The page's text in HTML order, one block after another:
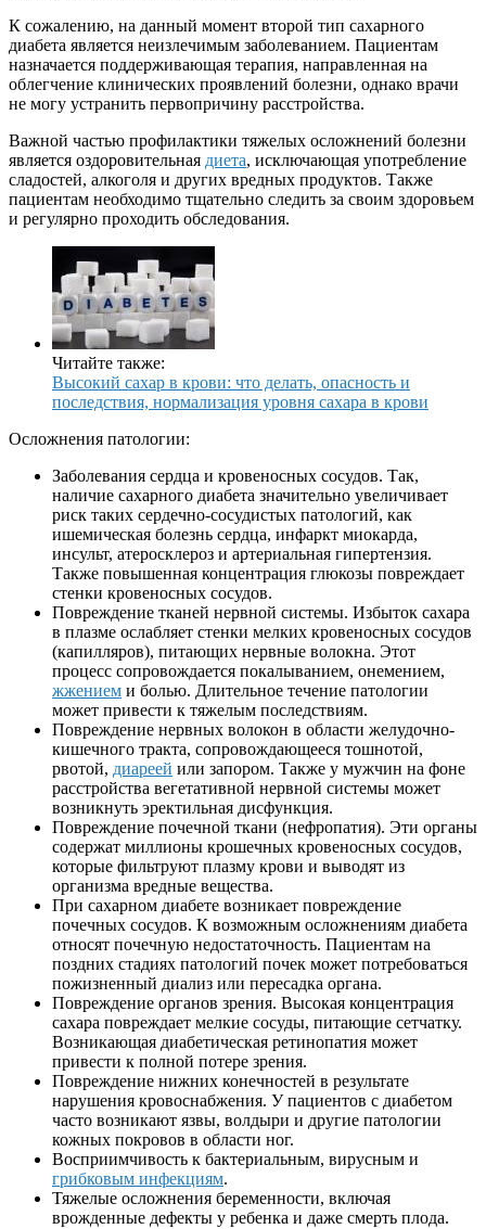
К сожалению, на данный момент второй тип сахарного
диабета является неизлечимым заболеванием. Пациентам
назначается поддерживающая терапия, направленная на
облегчение клинических проявлений болезни, однако врачи
не могу устранить первопричину расстройства.
Важной частью профилактики тяжелых осложнений болезни
является оздоровительная диета, исключающая употребление
сладостей, алкоголя и других вредных продуктов. Также
пациентам необходимо тщательно следить за своим здоровьем
и регулярно проходить обследования.
Читайте также:
Высокий сахар в крови: что делать, опасность и
последствия, нормализация уровня сахара в крови
Осложнения патологии:
Заболевания сердца и кровеносных сосудов. Так,
наличие сахарного диабета значительно увеличивает
риск таких сердечно-сосудистых патологий, как
ишемическая болезнь сердца, инфаркт миокарда,
инсульт, атеросклероз и артериальная гипертензия.
Также повышенная концентрация глюкозы повреждает
стенки кровеносных сосудов.
Повреждение тканей нервной системы. Избыток сахара
в плазме ослабляет стенки мелких кровеносных сосудов
(капилляров), питающих нервные волокна. Этот
процесс сопровождается покалыванием, онемением,
жжением и болью. Длительное течение патологии
может привести к тяжелым последствиям.
Повреждение нервных волокон в области желудочно-
кишечного тракта, сопровождающееся тошнотой,
рвотой, диареей или запором. Также у мужчин на фоне
расстройства вегетативной нервной системы может
возникнуть эректильная дисфункция.
Повреждение почечной ткани (нефропатия). Эти органы
содержат миллионы крошечных кровеносных сосудов,
которые фильтруют плазму крови и выводят из
организма вредные вещества.
При сахарном диабете возникает повреждение
почечных сосудов. К возможным осложнениям диабета
относят почечную недостаточность. Пациентам на
поздних стадиях патологий почек может потребоваться
пожизненный диализ или пересадка органа.
Повреждение органов зрения. Высокая концентрация
сахара повреждает мелкие сосуды, питающие сетчатку.
Возникающая диабетическая ретинопатия может
привести к полной потере зрения.
Повреждение нижних конечностей в результате
нарушения кровоснабжения. У пациентов с диабетом
часто возникают язвы, волдыри и другие патологии
кожных покровов в области ног.
Восприимчивость к бактериальным, вирусным и
грибковым инфекциям.
Тяжелые осложнения беременности, включая
врожденные дефекты у ребенка и даже смерть плода.